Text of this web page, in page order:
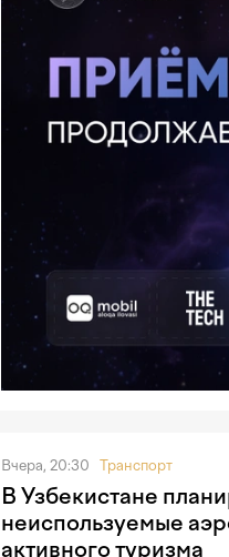
Вчера, 20:30 Транспорт
В Узбекистане
неиспользуемые
активного туризма